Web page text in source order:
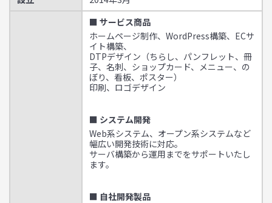
■ サービス商品
ホームページ制作、WordPress構築、ECサ
イト構築、
DTPデザイン（ちらし、パンフレット、冊
子、名刺、ショップカード、メニュー、の
ぼり、看板、ポスター）
印刷、ロゴデザイン
■ システム開発
Web系システム、オープン系システムなど
幅広い開発技術に対応。
サーバ構築から運用までをサポートいたし
ます。
■ 自社開発製品